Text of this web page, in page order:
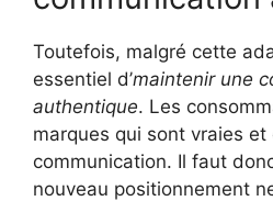
Toutefois, malgré cette
essentiel d’maintenir une
authentique. Les
marques qui sont vraies
communication. Il faut
nouveau positionnement